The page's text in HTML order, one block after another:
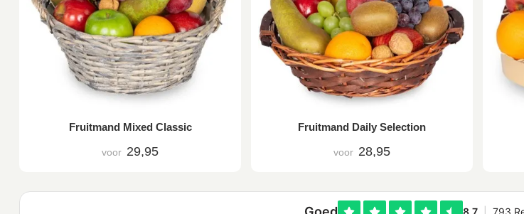
Fruitmand Mixed Classic
voor 29,95
Fruitmand Daily Selection
voor 28,95